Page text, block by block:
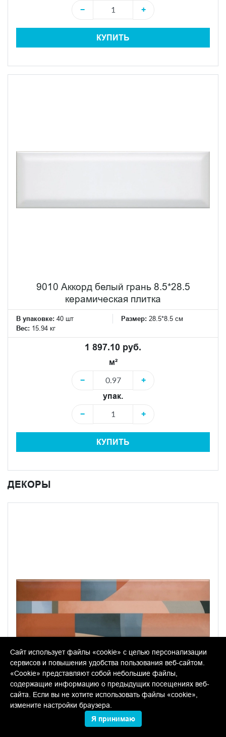
−
+
КУПИТЬ
9010 Аккорд белый грань 8.5*28.5
керамическая плитка
В упаковке: 40 шт Размер: 28.5*8.5 см
Вес: 15.94 кг
1 897.10 руб.
м²
−
+
упак.
−
+
КУПИТЬ
ДЕКОРЫ
OS/A09/9010 Закат 8.5*28.5 декор
Сайт использует файлы «cookie» с целью персонализации
сервисов и повышения удобства пользования веб-сайтом.
«Cookie» представляют собой небольшие файлы,
содержащие информацию о предыдущих посещениях веб-
сайта. Если вы не хотите использовать файлы «cookie»,
измените настройки браузера.
Я принимаю